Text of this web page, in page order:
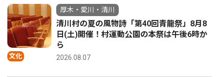
文化
厚木・愛川・清川
清川村の夏の風物詩「第40回青龍祭」8月8
日(土)開催！村運動公園の本祭は午後6時か
ら
2026.08.07